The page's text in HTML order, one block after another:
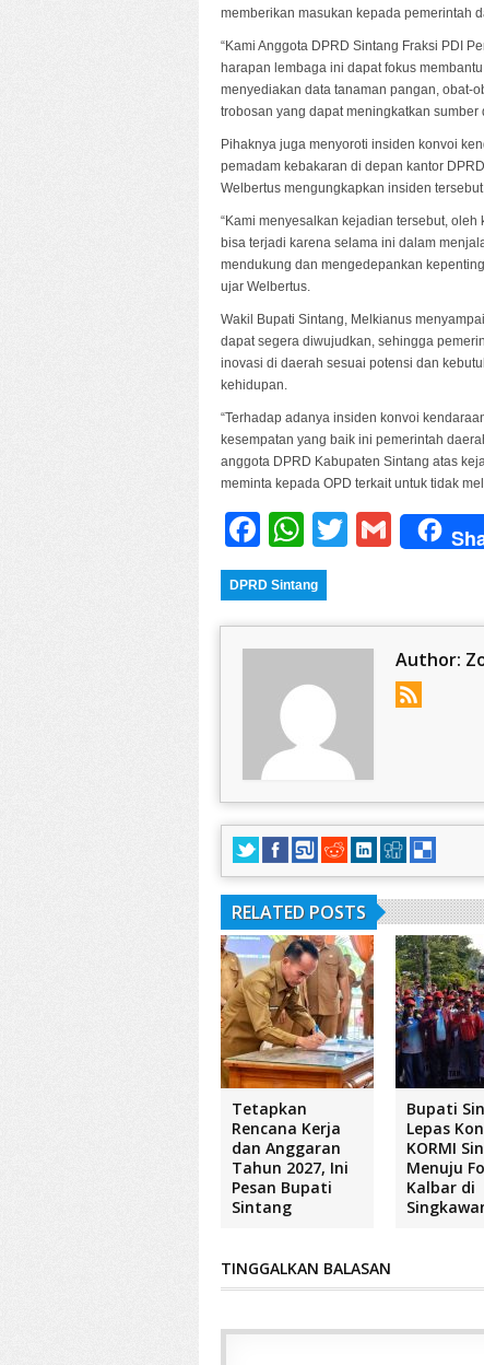
memberikan masukan kepada pemerintah
“Kami Anggota DPRD Sintang Fraksi PDI
harapan lembaga ini dapat fokus
menyediakan data tanaman pangan, obat-
trobosan yang dapat meningkatkan sumber
Pihaknya juga menyoroti insiden konvoi
pemadam kebakaran di depan kantor
Welbertus mengungkapkan insiden
“Kami menyesalkan kejadian tersebut,
bisa terjadi karena selama ini dalam
mendukung dan mengedepankan
ujar Welbertus.
Wakil Bupati Sintang, Melkianus
dapat segera diwujudkan, sehingga
inovasi di daerah sesuai potensi dan
kehidupan.
“Terhadap adanya insiden konvoi
kesempatan yang baik ini pemerintah
anggota DPRD Kabupaten Sintang atas
meminta kepada OPD terkait untuk tidak
Facebook
WhatsApp
TwitterGmail
DPRD Sintang
Author:
RELATED POSTS
Tetapkan
Rencana Kerja
dan Anggaran
Tahun 2027, Ini
Pesan Bupati
Sintang
Bupati
Lepas
KORMI
Menuju
Kalbar di
TINGGALKAN BALASAN